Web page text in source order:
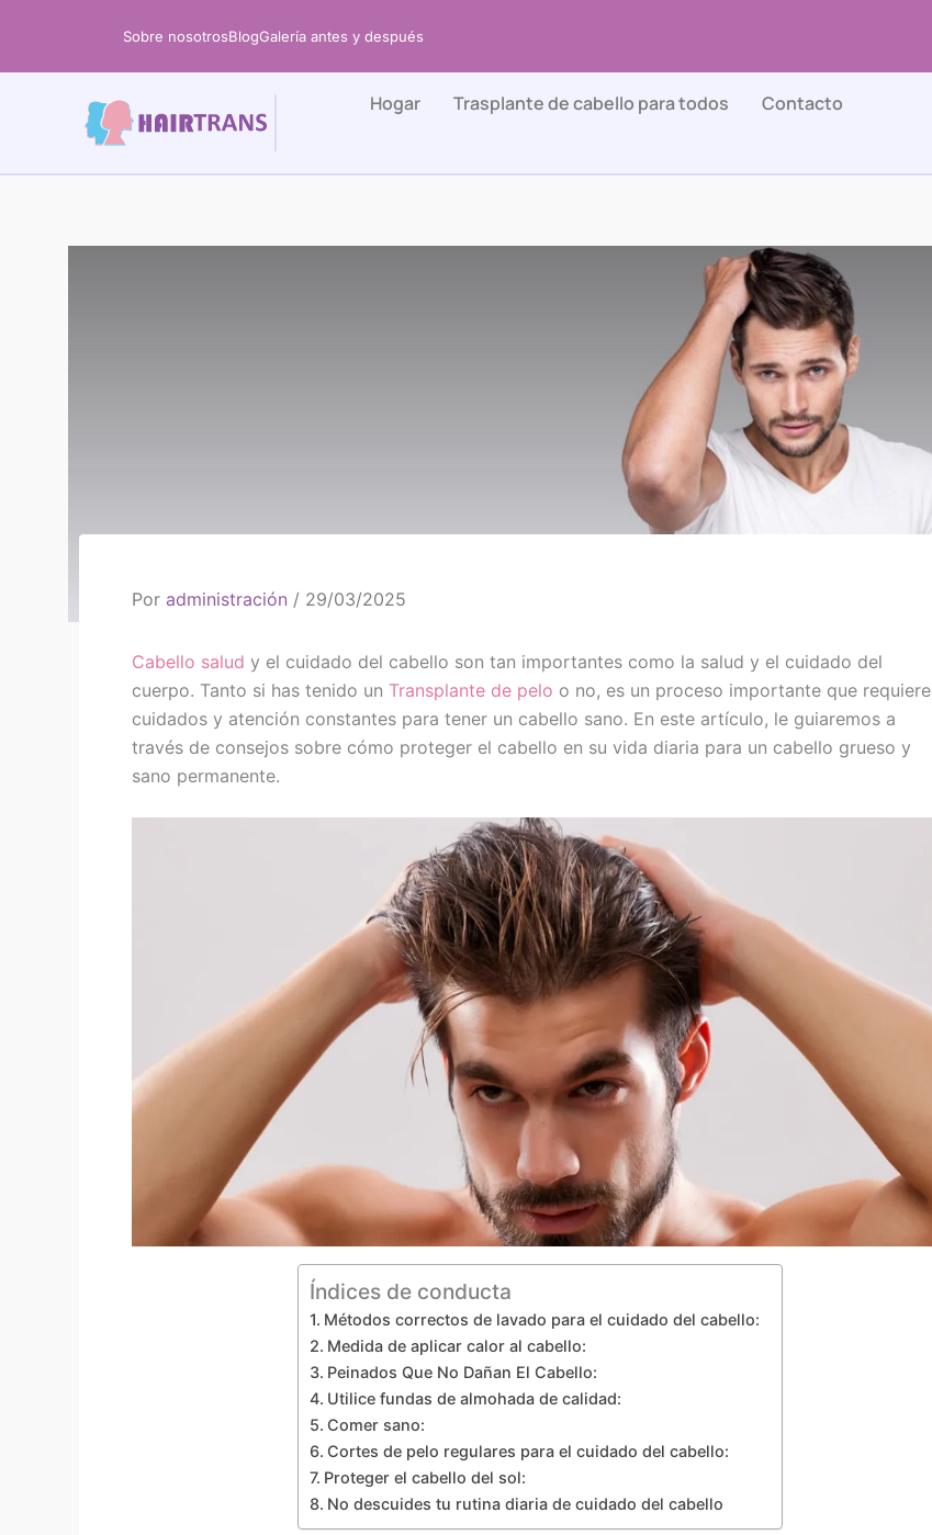
contenido
Sobre nosotrosBlogGalería antes y después
Hogar Trasplante de cabello para todos
Contacto
Por administración / 29/03/2025
Cabello salud y el cuidado del cabello son tan importantes como la salud y el cuidado del
cuerpo. Tanto si has tenido un Transplante de pelo o no, es un proceso importante que requiere
cuidados y atención constantes para tener un cabello sano. En este artículo, le guiaremos a
través de consejos sobre cómo proteger el cabello en su vida diaria para un cabello grueso y
sano permanente.
Índices de conducta
Métodos correctos de lavado para el cuidado del cabello:
Medida de aplicar calor al cabello:
Peinados Que No Dañan El Cabello:
Utilice fundas de almohada de calidad:
Comer sano:
Cortes de pelo regulares para el cuidado del cabello:
Proteger el cabello del sol:
No descuides tu rutina diaria de cuidado del cabello